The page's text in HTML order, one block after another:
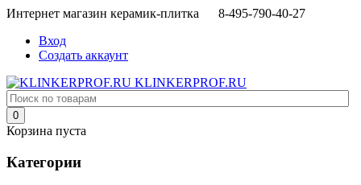
Интернет магазин керамик-плитка 8-495-790-40-27
Вход
Создать аккаунт
KLINKERPROF.RU
0
Корзина пуста
Категории